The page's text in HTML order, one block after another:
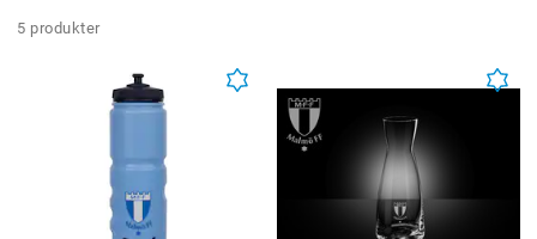
5 produkter